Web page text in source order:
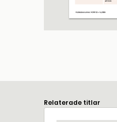
Relaterade titlar